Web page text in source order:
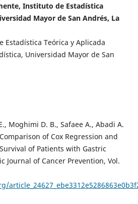
Instituto de Estadística
Mayor de San Andrés, La
Teórica y Aplicada
Universidad Mayor de San
Moghimi D. B., Safaee A., Abadi A.
of Cox Regression and
of Patients with Gastric
Journal of Cancer Prevention, Vol.